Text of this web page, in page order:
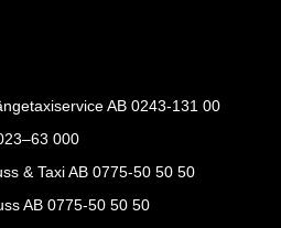
AB 0243-131 00
000
& Taxi AB 0775-50 50 50
AB 0775-50 50 50